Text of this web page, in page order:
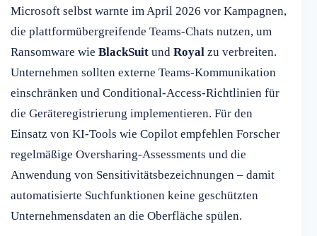
Microsoft selbst warnte im April 2026 vor Kampagnen,
die plattformübergreifende Teams-Chats nutzen, um
Ransomware wie BlackSuit und Royal zu verbreiten.
Unternehmen sollten externe Teams-Kommunikation
einschränken und Conditional-Access-Richtlinien für
die Geräteregistrierung implementieren. Für den
Einsatz von KI-Tools wie Copilot empfehlen Forscher
regelmäßige Oversharing-Assessments und die
Anwendung von Sensitivitätsbezeichnungen – damit
automatisierte Suchfunktionen keine geschützten
Unternehmensdaten an die Oberfläche spülen.